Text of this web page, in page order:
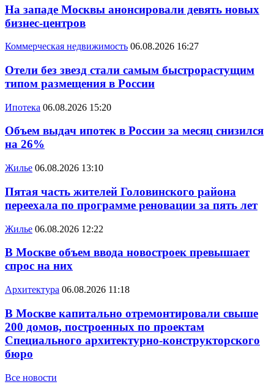
На западе Москвы анонсировали девять новых
бизнес-центров
Коммерческая недвижимость 06.08.2026 16:27
Отели без звезд стали самым быстрорастущим
типом размещения в России
Ипотека 06.08.2026 15:20
Объем выдач ипотек в России за месяц снизился
на 26%
Жилье 06.08.2026 13:10
Пятая часть жителей Головинского района
переехала по программе реновации за пять лет
Жилье 06.08.2026 12:22
В Москве объем ввода новостроек превышает
спрос на них
Архитектура 06.08.2026 11:18
В Москве капитально отремонтировали свыше
200 домов, построенных по проектам
Специального архитектурно-конструкторского
бюро
Все новости